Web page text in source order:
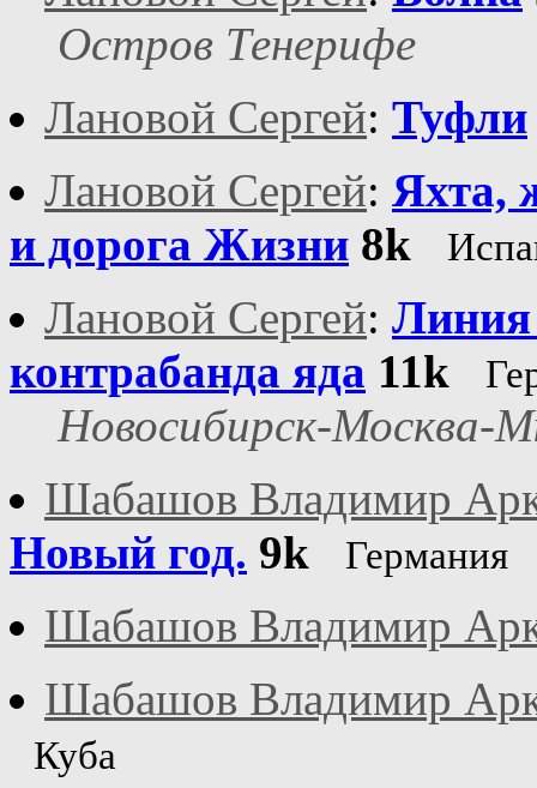
Остров Тенерифе
Лановой Сергей: Туфли
Лановой Сергей: Яхта,
и дорога Жизни 8k
Лановой Сергей: Линия
контрабанда яда 11k
Новосибирск-Москва-
Шабашов Владимир
Новый год. 9k Германия
Шабашов Владимир
Шабашов Владимир
Куба